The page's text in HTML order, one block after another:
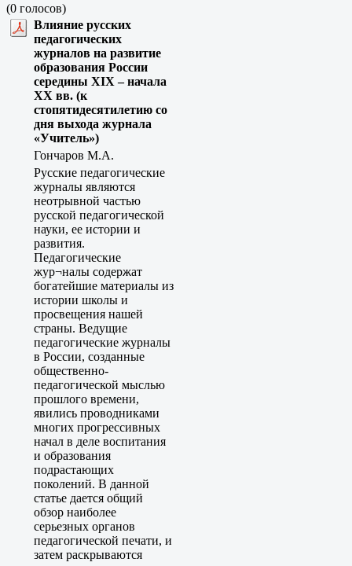
(0 голосов)
Влияние русских
педагогических
журналов на развитие
образования России
середины XIX – начала
XX вв. (к
стопятидесятилетию со
дня выхода журнала
«Учитель»)
Гончаров М.А.
Русские педагогические
журналы являются
неотрывной частью
русской педагогической
науки, ее истории и
развития.
Педагогические
жур¬налы содержат
богатейшие материалы из
истории школы и
просвещения нашей
страны. Ведущие
педагогические журналы
в России, созданные
общественно-
педагогической мыслью
прошлого времени,
явились проводниками
многих прогрессивных
начал в деле воспитания
и образования
подрастающих
поколений. В данной
статье дается общий
обзор наиболее
серьезных органов
педагогической печати, и
затем раскрываются